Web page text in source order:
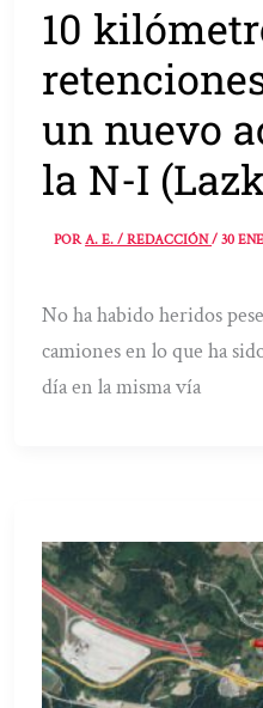
10
un nuevo
la N-I
PORA. E. / REDACCIÓN/30
No ha habido heridos
camiones en lo que ha
día en la misma vía